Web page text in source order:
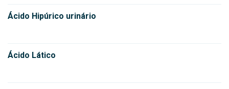
Ácido Hipúrico urinário
Ácido Lático